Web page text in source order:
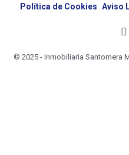
Política de Cookies Aviso
© 2025 - Inmobiliaria Santomera